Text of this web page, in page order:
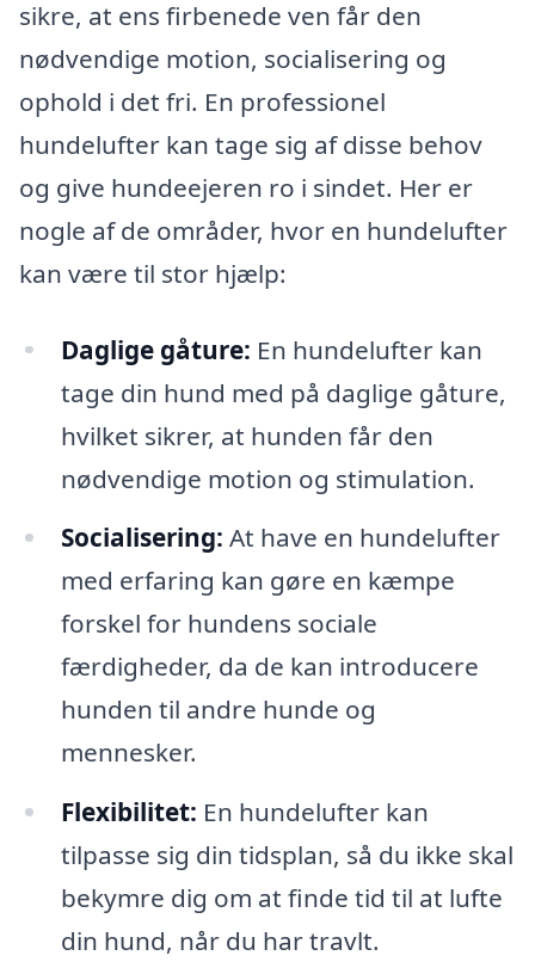
sikre, at ens firbenede ven får den
nødvendige motion, socialisering og
ophold i det fri. En professionel
hundelufter kan tage sig af disse behov
og give hundeejeren ro i sindet. Her er
nogle af de områder, hvor en hundelufter
kan være til stor hjælp:
Daglige gåture: En hundelufter kan
tage din hund med på daglige gåture,
hvilket sikrer, at hunden får den
nødvendige motion og stimulation.
Socialisering: At have en hundelufter
med erfaring kan gøre en kæmpe
forskel for hundens sociale
færdigheder, da de kan introducere
hunden til andre hunde og
mennesker.
Flexibilitet: En hundelufter kan
tilpasse sig din tidsplan, så du ikke skal
bekymre dig om at finde tid til at lufte
din hund, når du har travlt.